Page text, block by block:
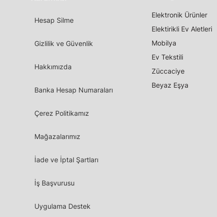
Hesap Silme
Gizlilik ve Güvenlik
Hakkımızda
Banka Hesap Numaraları
Çerez Politikamız
Mağazalarımız
İade ve İptal Şartları
İş Başvurusu
Uygulama Destek
Elektronik Ürünler
Elektirikli Ev Aletleri
Mobilya
Ev Tekstili
Züccaciye
Beyaz Eşya